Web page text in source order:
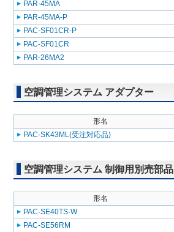
PAR-45MA
PAR-45MA-P
PAC-SF01CR-P
PAC-SF01CR
PAR-26MA2
空調管理システム アダプター
形名
PAC-SK43ML(受注対応品)
空調管理システム 制御用別売部品
形名
PAC-SE40TS-W
PAC-SE56RM